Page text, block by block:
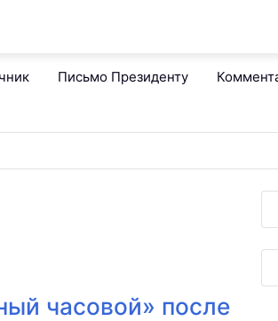
Письмо Президенту
часовой» после